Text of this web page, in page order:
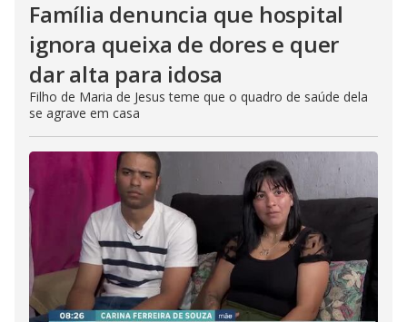
Família denuncia que hospital
ignora queixa de dores e quer
dar alta para idosa
Filho de Maria de Jesus teme que o quadro de saúde dela
se agrave em casa